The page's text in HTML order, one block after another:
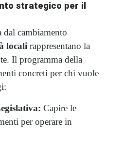
strategico per il
dal cambiamento
locali rappresentano la
Il programma della
concreti per chi vuole
Capire le
per operare in